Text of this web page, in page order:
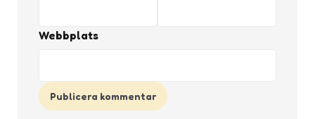
Webbplats